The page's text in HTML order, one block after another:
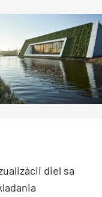
diel sa